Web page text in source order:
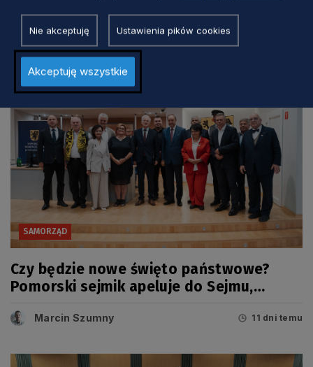
SAMORZĄD
Czy będzie nowe święto państwowe?
Pomorski sejmik apeluje do Sejmu,
Marcin Szumny 11 dni temu
Nie akceptuję Ustawienia pików cookies
Akceptuję wszystkie